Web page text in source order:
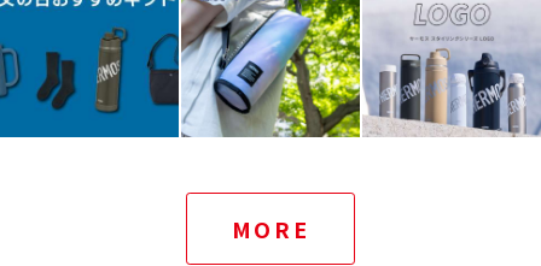
MORE